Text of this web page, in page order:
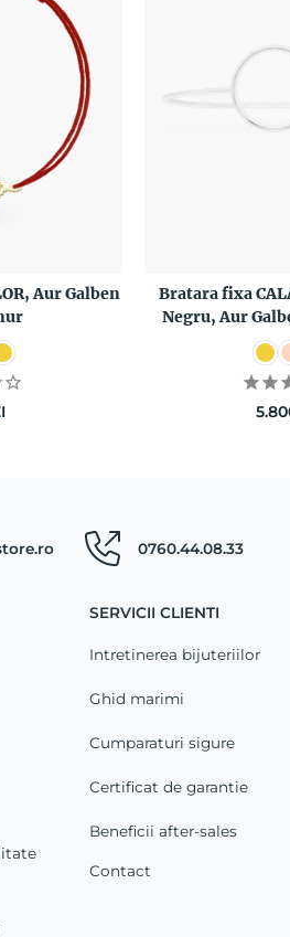
Aur Galben
Bratara fixa
Negru, Aur
0760.44.08.33
SERVICII CLIENTI
Intretinerea bijuteriilor
Ghid marimi
Cumparaturi sigure
Certificat de garantie
Beneficii after-sales
Contact